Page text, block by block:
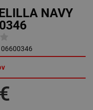
NAVY
06600346